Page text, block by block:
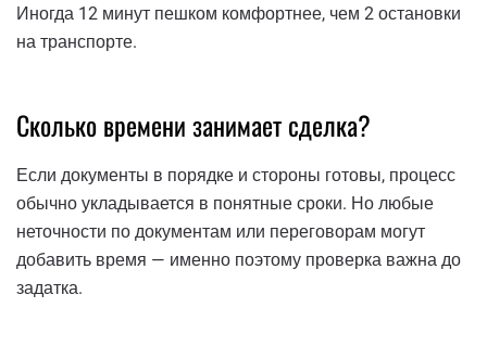
Иногда 12 минут пешком комфортнее, чем 2 остановки
на транспорте.
Сколько времени занимает сделка?
Если документы в порядке и стороны готовы, процесс
обычно укладывается в понятные сроки. Но любые
неточности по документам или переговорам могут
добавить время — именно поэтому проверка важна до
задатка.